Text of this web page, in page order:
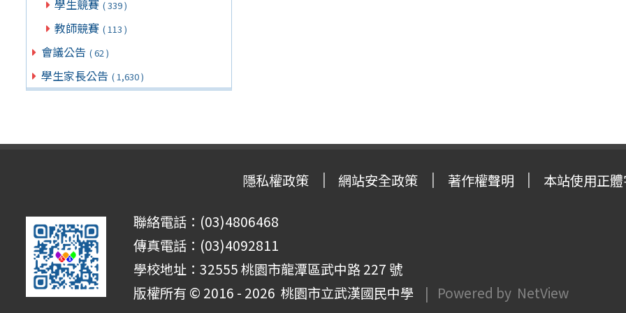
學生競賽 ( 339 )
教師競賽 ( 113 )
會議公告 ( 62 )
學生家長公告 ( 1,630 )
隱私權政策 網站安全政策 著作權聲明 本站使用正
聯絡電話：(03)4806468
傳真電話：(03)4092811
學校地址：32555 桃園市龍潭區武中路 227 號
版權所有 © 2016 - 2026 桃園市立武漢國民中學 | Powered by NetView